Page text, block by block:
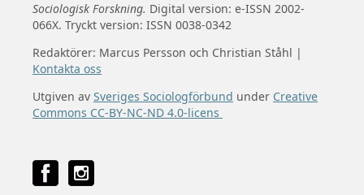
Sociologisk Forskning. Digital version: e-ISSN 2002-
066X. Tryckt version: ISSN 0038-0342
Redaktörer: Marcus Persson och Christian Ståhl |
Kontakta oss
Utgiven av Sveriges Sociologförbund under Creative
Commons CC-BY-NC-ND 4.0-licens